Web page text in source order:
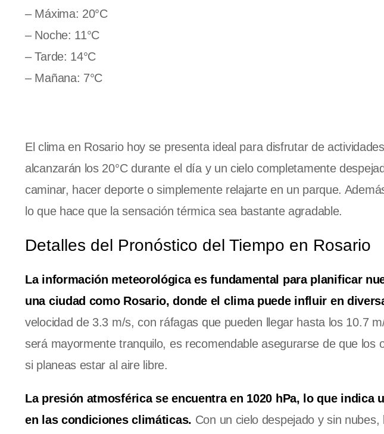
– Máxima: 20°C
– Noche: 11°C
– Tarde: 14°C
– Mañana: 7°C
El clima en Rosario hoy se presenta ideal para disfrutar de
alcanzarán los 20°C durante el día y un cielo completamente
caminar, hacer deporte o simplemente relajarte en un parque.
lo que hace que la sensación térmica sea bastante agradable.
Detalles del Pronóstico del Tiempo en Rosario
La información meteorológica es fundamental para planificar
una ciudad como Rosario, donde el clima puede influir en
velocidad de 3.3 m/s, con ráfagas que pueden llegar hasta los 10.7
será mayormente tranquilo, es recomendable asegurarse de que los
si planeas estar al aire libre.
La presión atmosférica se encuentra en 1020 hPa, lo que indica
en las condiciones climáticas. Con un cielo despejado y sin